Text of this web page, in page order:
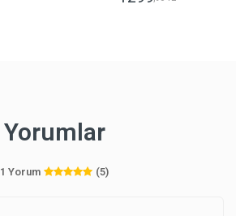
Yorumlar
1 Yorum (5)